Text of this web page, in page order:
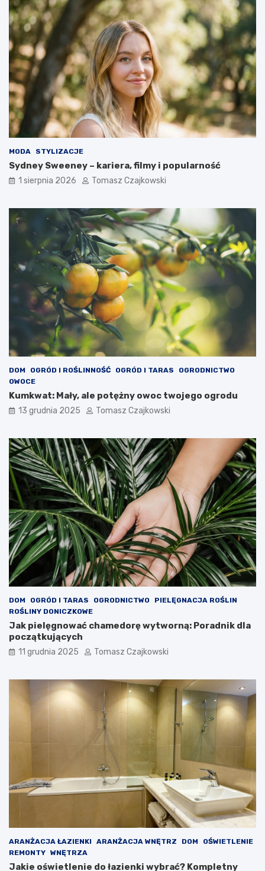
MODA STYLIZACJE
Sydney Sweeney – kariera, filmy i popularność
1 sierpnia 2026 Tomasz Czajkowski
DOM OGRÓD I ROŚLINNOŚĆ OGRÓD I TARAS
OGRODNICTWO
OWOCE
Kumkwat: Mały, ale potężny owoc twojego ogrodu
13 grudnia 2025 Tomasz Czajkowski
DOM OGRÓD I TARAS OGRODNICTWO
PIELĘGNACJA ROŚLIN
ROŚLINY DONICZKOWE
Jak pielęgnować chamedorę wytworną: Poradnik dla
początkujących
11 grudnia 2025 Tomasz Czajkowski
ARANŻACJA ŁAZIENKI ARANŻACJA WNĘTRZ DOM
OŚWIETLENIE
REMONTY WNĘTRZA
Jakie oświetlenie do łazienki wybrać? Kompletny